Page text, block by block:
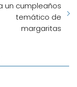
un cumpleaños
temático de
margaritas